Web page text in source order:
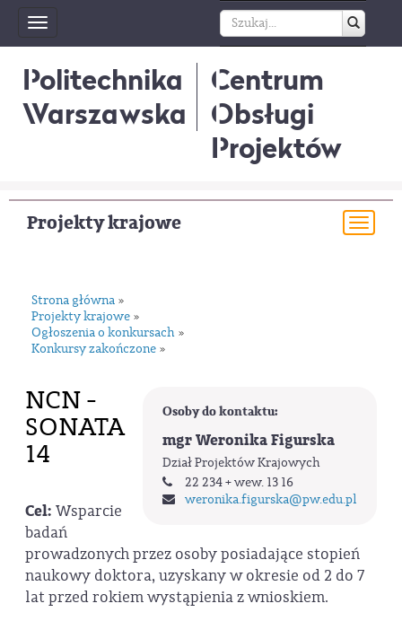
Toggle
navigation
Politechnika
Warszawska
Centrum
Obsługi
Projektów
Projekty krajowe
Strona główna »
Projekty krajowe »
Ogłoszenia o konkursach »
Konkursy zakończone »
Osoby do kontaktu:
mgr Weronika Figurska
Dział Projektów Krajowych
22 234 + wew. 13 16
weronika.figurska@pw.edu.pl
NCN -
SONATA
14
Cel: Wsparcie
badań
prowadzonych przez osoby posiadające stopień
naukowy doktora, uzyskany w okresie od 2 do 7
lat przed rokiem wystąpienia z wnioskiem.